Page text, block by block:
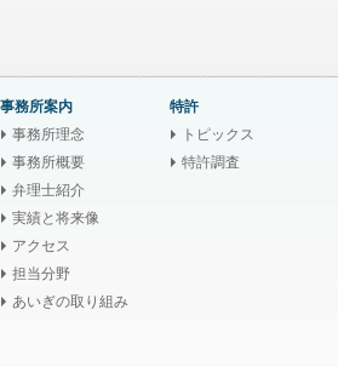
事務所案内
事務所理念
事務所概要
弁理士紹介
実績と将来像
アクセス
担当分野
あいぎの取り組み
特許
トピックス
特許調査